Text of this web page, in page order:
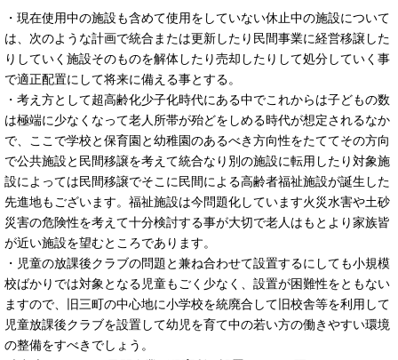
・現在使用中の施設も含めて使用をしていない休止中の施設について
は、次のような計画で統合または更新したり民間事業に経営移譲した
りしていく施設そのものを解体したり売却したりして処分していく事
で適正配置にして将来に備える事とする。
・考え方として超高齢化少子化時代にある中でこれからは子どもの数
は極端に少なくなって老人所帯が殆どをしめる時代が想定されるなか
で、ここで学校と保育園と幼稚園のあるべき方向性をたててその方向
で公共施設と民間移譲を考えて統合なり別の施設に転用したり対象施
設によっては民間移譲でそこに民間による高齢者福祉施設が誕生した
先進地もございます。福祉施設は今問題化しています火災水害や土砂
災害の危険性を考えて十分検討する事が大切で老人はもとより家族皆
が近い施設を望むところであります。
・児童の放課後クラブの問題と兼ね合わせて設置するにしても小規模
校ばかりでは対象となる児童もごく少なく、設置が困難性をともない
ますので、旧三町の中心地に小学校を統廃合して旧校舎等を利用して
児童放課後クラブを設置して幼児を育て中の若い方の働きやすい環境
の整備をすべきでしょう。